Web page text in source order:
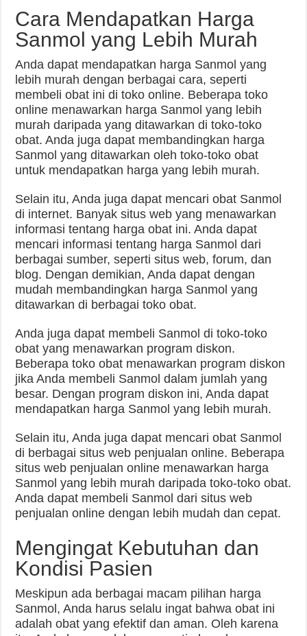
Cara Mendapatkan Harga
Sanmol yang Lebih Murah
Anda dapat mendapatkan harga Sanmol yang
lebih murah dengan berbagai cara, seperti
membeli obat ini di toko online. Beberapa toko
online menawarkan harga Sanmol yang lebih
murah daripada yang ditawarkan di toko-toko
obat. Anda juga dapat membandingkan harga
Sanmol yang ditawarkan oleh toko-toko obat
untuk mendapatkan harga yang lebih murah.
Selain itu, Anda juga dapat mencari obat Sanmol
di internet. Banyak situs web yang menawarkan
informasi tentang harga obat ini. Anda dapat
mencari informasi tentang harga Sanmol dari
berbagai sumber, seperti situs web, forum, dan
blog. Dengan demikian, Anda dapat dengan
mudah membandingkan harga Sanmol yang
ditawarkan di berbagai toko obat.
Anda juga dapat membeli Sanmol di toko-toko
obat yang menawarkan program diskon.
Beberapa toko obat menawarkan program diskon
jika Anda membeli Sanmol dalam jumlah yang
besar. Dengan program diskon ini, Anda dapat
mendapatkan harga Sanmol yang lebih murah.
Selain itu, Anda juga dapat mencari obat Sanmol
di berbagai situs web penjualan online. Beberapa
situs web penjualan online menawarkan harga
Sanmol yang lebih murah daripada toko-toko obat.
Anda dapat membeli Sanmol dari situs web
penjualan online dengan lebih mudah dan cepat.
Mengingat Kebutuhan dan
Kondisi Pasien
Meskipun ada berbagai macam pilihan harga
Sanmol, Anda harus selalu ingat bahwa obat ini
adalah obat yang efektif dan aman. Oleh karena